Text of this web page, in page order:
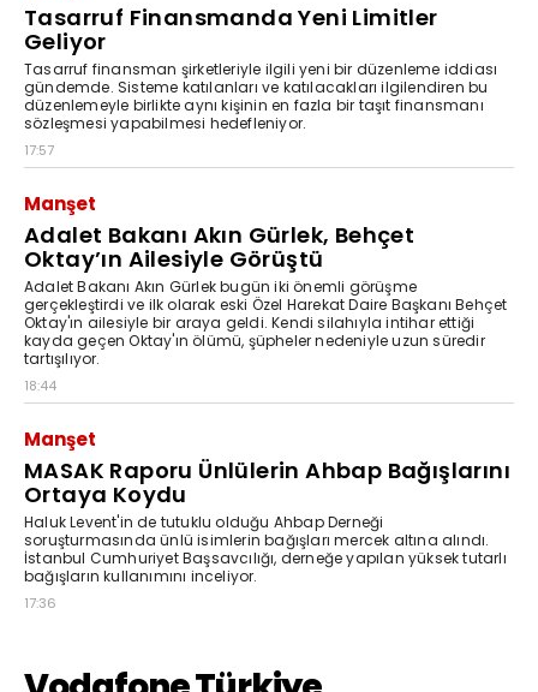
Tasarruf Finansmanda Yeni Limitler
Geliyor
Tasarruf finansman şirketleriyle ilgili yeni bir düzenleme iddiası
gündemde. Sisteme katılanları ve katılacakları ilgilendiren bu
düzenlemeyle birlikte aynı kişinin en fazla bir taşıt finansmanı
sözleşmesi yapabilmesi hedefleniyor.
17:57
Manşet
Adalet Bakanı Akın Gürlek, Behçet
Oktay’ın Ailesiyle Görüştü
Adalet Bakanı Akın Gürlek bugün iki önemli görüşme
gerçekleştirdi ve ilk olarak eski Özel Harekat Daire Başkanı Behçet
Oktay'ın ailesiyle bir araya geldi. Kendi silahıyla intihar ettiği
kayda geçen Oktay'ın ölümü, şüpheler nedeniyle uzun süredir
tartışılıyor.
18:44
Manşet
MASAK Raporu Ünlülerin Ahbap Bağışlarını
Ortaya Koydu
Haluk Levent'in de tutuklu olduğu Ahbap Derneği
soruşturmasında ünlü isimlerin bağışları mercek altına alındı.
İstanbul Cumhuriyet Başsavcılığı, derneğe yapılan yüksek tutarlı
bağışların kullanımını inceliyor.
17:36